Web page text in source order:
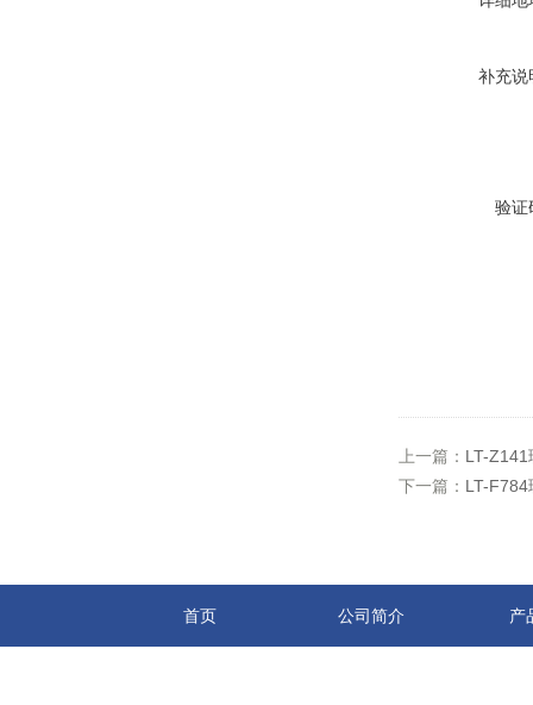
补充说
验证
上一篇： LT-
下一篇： LT-
首页 公司简介 产